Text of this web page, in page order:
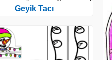
Geyik Tacı